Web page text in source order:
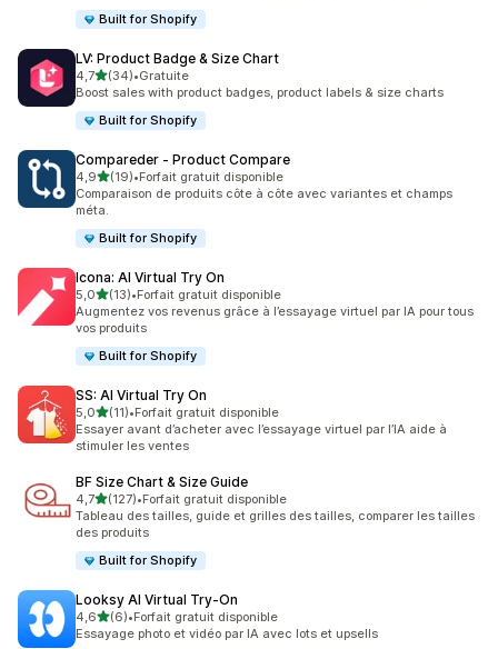
Built for Shopify
LV: Product Badge & Size Chart
4,7étoile(s) sur 5
(34)
34 avis au total
•Gratuite
Boost sales with product badges, product labels & size charts
Built for Shopify
Compareder ‑ Product Compare
4,9étoile(s) sur 5
(19)
19 avis au total
•Forfait gratuit disponible
Comparaison de produits côte à côte avec variantes et champs
méta.
Built for Shopify
Icona: AI Virtual Try On
5,0étoile(s) sur 5
(13)
13 avis au total
•Forfait gratuit disponible
Augmentez vos revenus grâce à l’essayage virtuel par IA pour tous
vos produits
Built for Shopify
SS: AI Virtual Try On
5,0étoile(s) sur 5
(11)
11 avis au total
•Forfait gratuit disponible
Essayer avant d’acheter avec l’essayage virtuel par l’IA aide à
stimuler les ventes
BF Size Chart & Size Guide
4,7étoile(s) sur 5
(127)
127 avis au total
•Forfait gratuit disponible
Tableau des tailles, guide et grilles des tailles, comparer les tailles
des produits
Built for Shopify
Looksy AI Virtual Try‑On
4,6étoile(s) sur 5
(6)
6 avis au total
•Forfait gratuit disponible
Essayage photo et vidéo par IA avec lots et upsells